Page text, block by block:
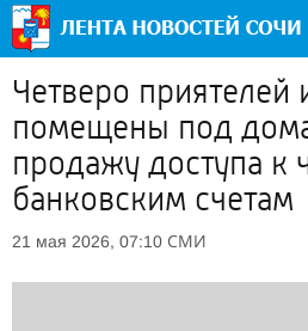
Четверо приятелей
помещены под
продажу доступа к
банковским счетам
21 мая 2026, 07:10 СМИ